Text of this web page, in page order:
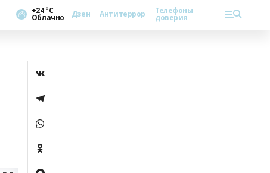
+24 °С
Облачно Дзен Антитеррор Телефоны
доверия